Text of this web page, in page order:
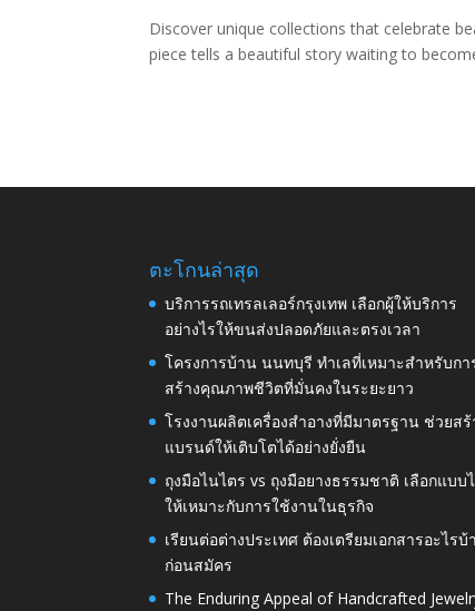
Discover unique collections that celebrate
piece tells a beautiful story waiting to
ตะโกนล่าสุด
บริการรถเทรลเลอร์กรุงเทพ เลือกผู้ให้บริการ
อย่างไรให้ขนส่งปลอดภัยและตรงเวลา
โครงการบ้าน นนทบุรี ทำเลที่เหมาะสำหรับกา
สร้างคุณภาพชีวิตที่มั่นคงในระยะยาว
โรงงานผลิตเครื่องสำอางที่มีมาตรฐาน ช่วยสร้
แบรนด์ให้เติบโตได้อย่างยั่งยืน
ถุงมือไนไตร vs ถุงมือยางธรรมชาติ เลือกแบบ
ให้เหมาะกับการใช้งานในธุรกิจ
เรียนต่อต่างประเทศ ต้องเตรียมเอกสารอะไรบ้
ก่อนสมัคร
The Enduring Appeal of Handcrafted